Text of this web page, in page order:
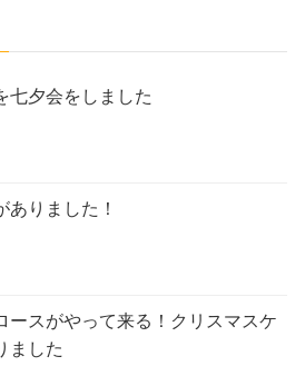
七夕会をしました
ありました！
ースがやって来る！クリスマスケ
ました